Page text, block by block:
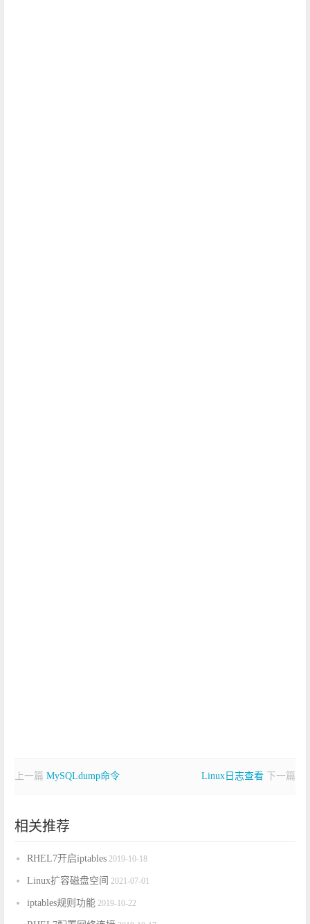
上一篇 MySQLdump命令 Linux日志查看 下一篇
相关推荐
RHEL7开启iptables 2019-10-18
Linux扩容磁盘空间 2021-07-01
iptables规则功能 2019-10-22